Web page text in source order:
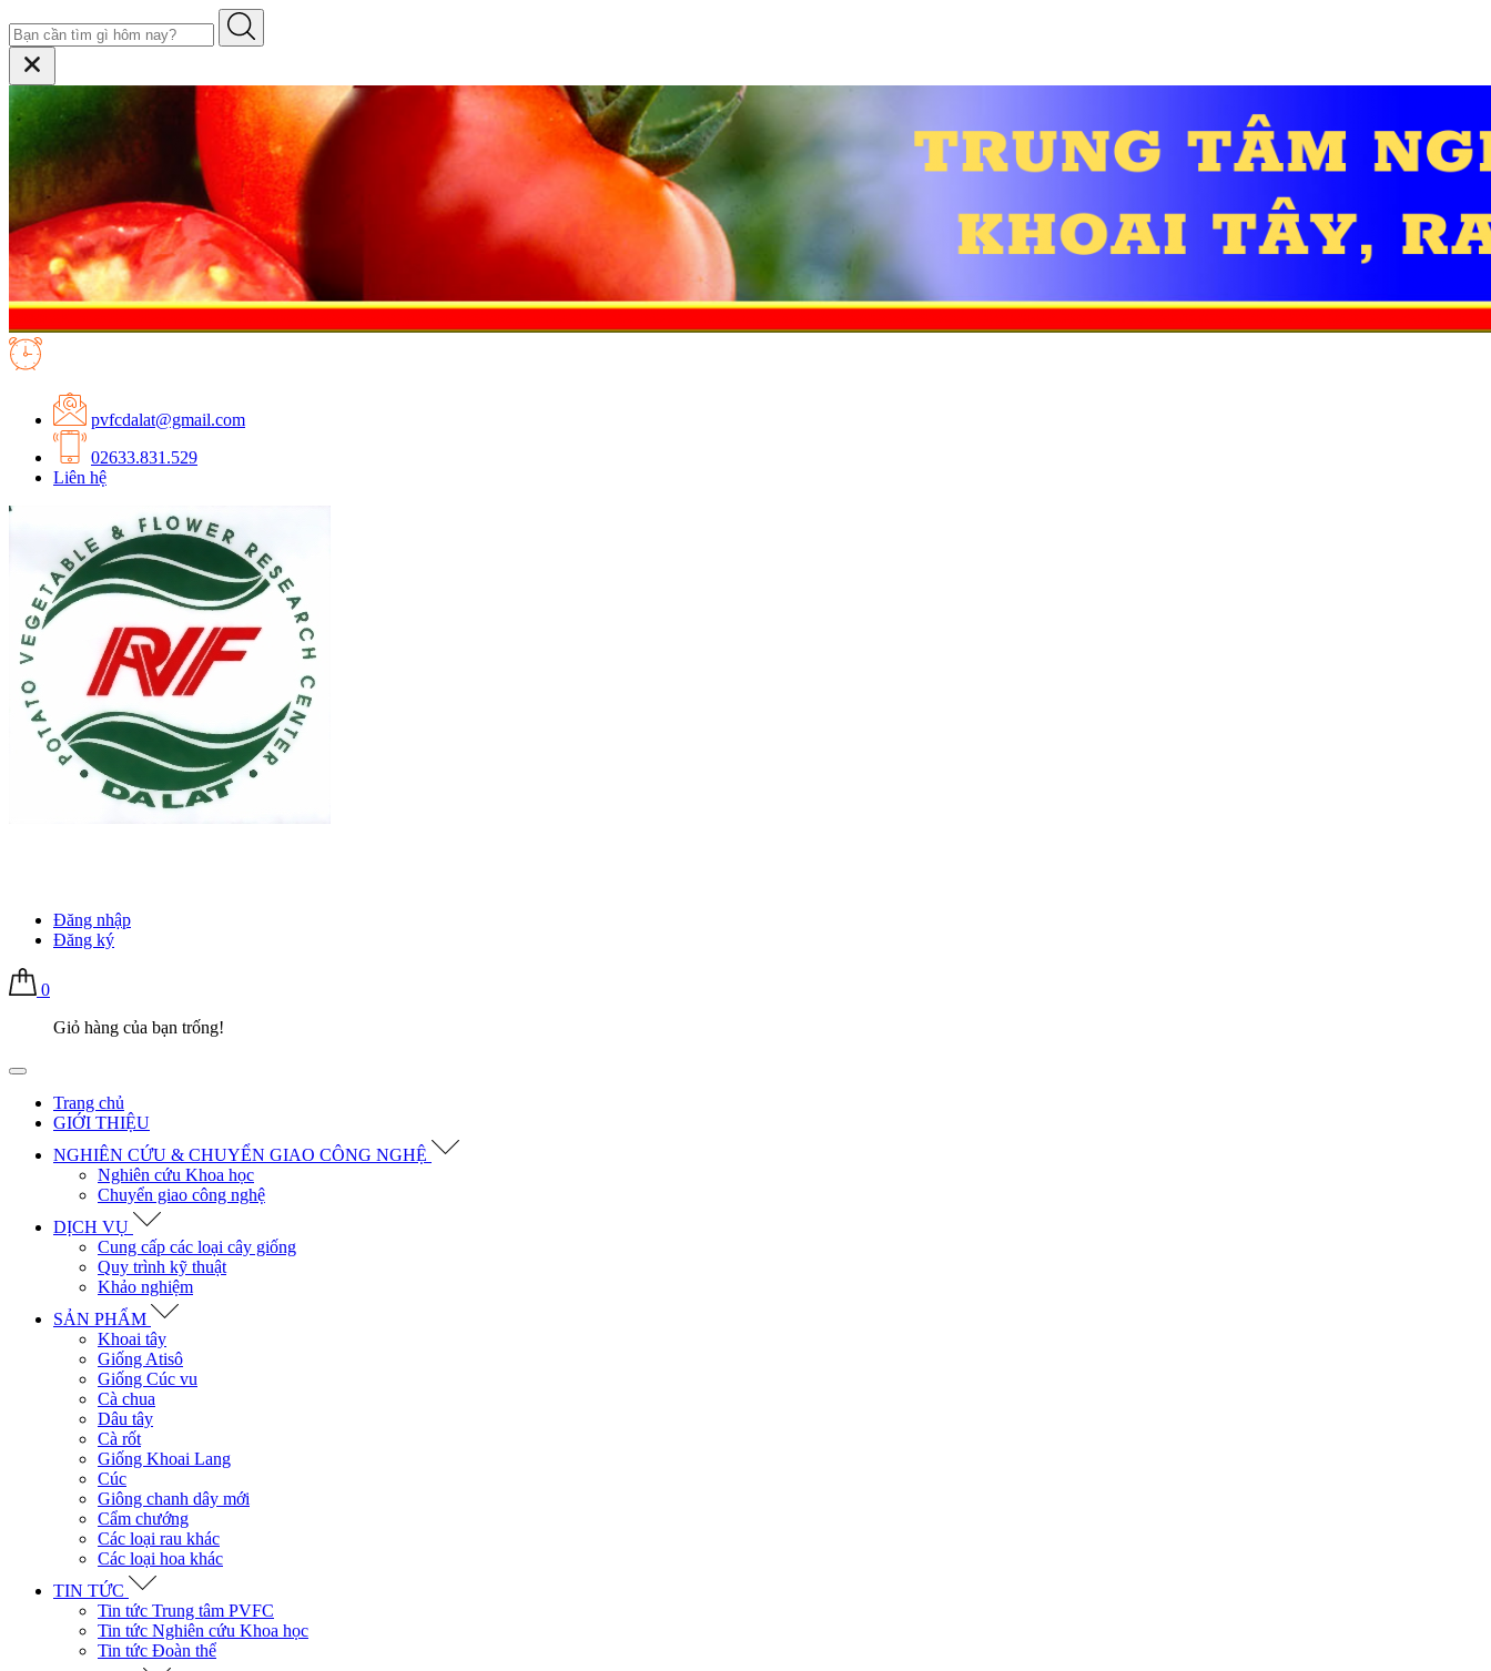
pvfcdalat@gmail.com
02633.831.529
Liên hệ
Đăng nhập
Đăng ký
0
Giỏ hàng của bạn trống!
Trang chủ
GIỚI THIỆU
NGHIÊN CỨU & CHUYỂN GIAO CÔNG NGHỆ
Nghiên cứu Khoa học
Chuyển giao công nghệ
DỊCH VỤ
Cung cấp các loại cây giống
Quy trình kỹ thuật
Khảo nghiệm
SẢN PHẨM
Khoai tây
Giống Atisô
Giống Cúc vu
Cà chua
Dâu tây
Cà rốt
Giống Khoai Lang
Cúc
Giông chanh dây mới
Cẩm chướng
Các loại rau khác
Các loại hoa khác
TIN TỨC
Tin tức Trung tâm PVFC
Tin tức Nghiên cứu Khoa học
Tin tức Đoàn thể